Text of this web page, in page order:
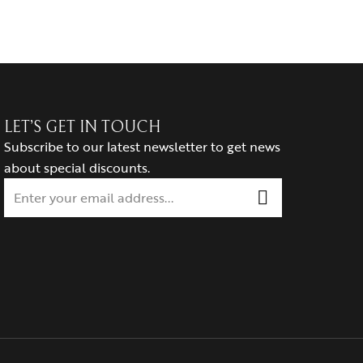
LET’S GET IN TOUCH
Subscribe to our latest newsletter to get news
about special discounts.